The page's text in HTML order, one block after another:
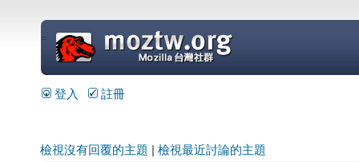
=
登入 註冊
檢視沒有回覆的主題 檢視最近討論的主題